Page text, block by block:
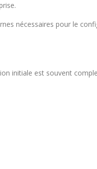
nécessaires pour le
initiale est souvent